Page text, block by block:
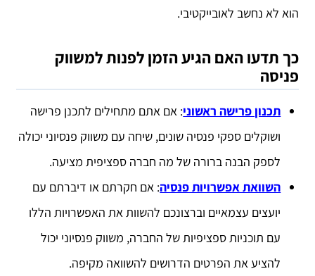
הוא לא נחשב לאובייקטיבי.
כך תדעו האם הגיע הזמן לפנות למשווק
פניסה
תכנון פרישה ראשוני: אם אתם מתחילים לתכנן פרישה
ושוקלים ספקי פנסיה שונים, שיחה עם משווק פנסיוני יכולה
לספק הבנה ברורה של מה חברה ספציפית מציעה.
השוואת אפשרויות פנסיה: אם חקרתם או דיברתם עם
יועצים עצמאיים וברצונכם להשוות את האפשרויות הללו
עם תוכניות ספציפיות של החברה, משווק פנסיוני יכול
להציע את הפרטים הדרושים להשוואה מקיפה.